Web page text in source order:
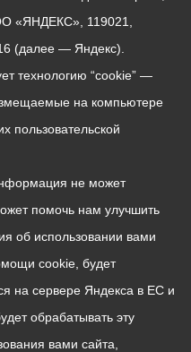
«ЯНДЕКС», 119021,
(далее — Яндекс).
технологию “cookie” —
на компьютере
пользовательской
не может
помочь нам улучшить
об использовании вами
cookie, будет
на сервере Яндекса в ЕС и
обрабатывать эту
вами сайта,